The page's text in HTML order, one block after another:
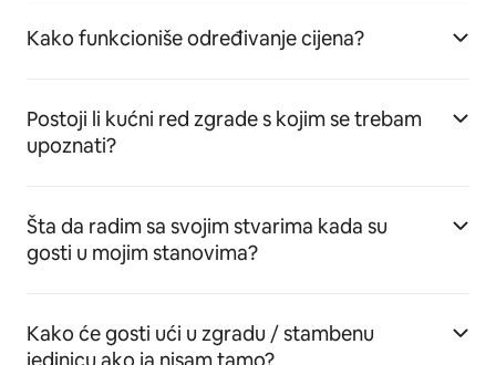
Kako funkcioniše određivanje cijena?
Postoji li kućni red zgrade s kojim se trebam
upoznati?
Šta da radim sa svojim stvarima kada su
gosti u mojim stanovima?
Kako će gosti ući u zgradu / stambenu